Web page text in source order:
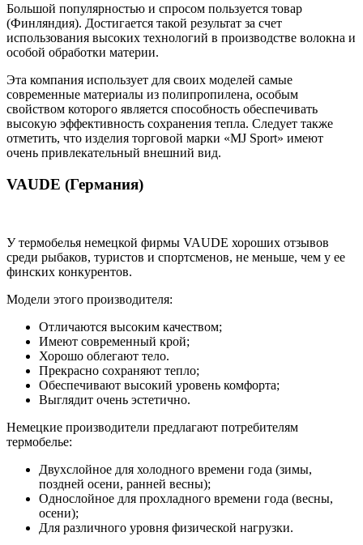
Большой популярностью и спросом пользуется товар
(Финляндия). Достигается такой результат за счет
использования высоких технологий в производстве волокна и
особой обработки материи.
Эта компания использует для своих моделей самые
современные материалы из полипропилена, особым
свойством которого является способность обеспечивать
высокую эффективность сохранения тепла. Следует также
отметить, что изделия торговой марки «MJ Sport» имеют
очень привлекательный внешний вид.
VAUDE (Германия)
У термобелья немецкой фирмы VAUDE хороших отзывов
среди рыбаков, туристов и спортсменов, не меньше, чем у ее
финских конкурентов.
Модели этого производителя:
Отличаются высоким качеством;
Имеют современный крой;
Хорошо облегают тело.
Прекрасно сохраняют тепло;
Обеспечивают высокий уровень комфорта;
Выглядит очень эстетично.
Немецкие производители предлагают потребителям
термобелье:
Двухслойное для холодного времени года (зимы,
поздней осени, ранней весны);
Однослойное для прохладного времени года (весны,
осени);
Для различного уровня физической нагрузки.